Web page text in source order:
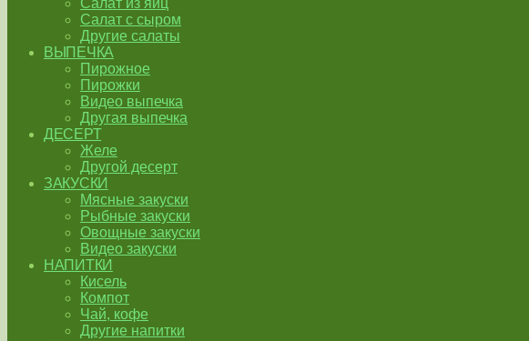
Салат из яиц
Салат с сыром
Другие салаты
ВЫПЕЧКА
Пирожное
Пирожки
Видео выпечка
Другая выпечка
ДЕСЕРТ
Желе
Другой десерт
ЗАКУСКИ
Мясные закуски
Рыбные закуски
Овощные закуски
Видео закуски
НАПИТКИ
Кисель
Компот
Чай, кофе
Другие напитки